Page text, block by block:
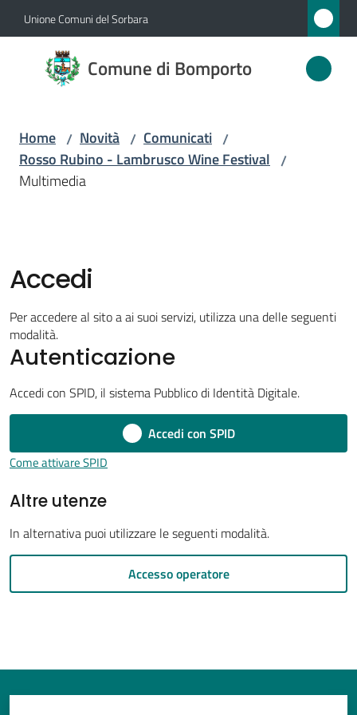
Vai al contenuto
Vai alla navigazione
Vai al footer
Unione Comuni del Sorbara
Comune di Bomporto
Comune
di
Amministrazione
Vivere
Bomporto
gli
Seguici
Home / Novità / Comunicati /
Rosso Rubino - Lambrusco Wine Festival /
Multimedia
Accedi
Per accedere al sito a ai suoi servizi, utilizza una delle seguenti
modalità.
Autenticazione
Accedi con SPID, il sistema Pubblico di Identità Digitale.
Accedi con SPID
Come attivare SPID
Altre utenze
In alternativa puoi utilizzare le seguenti modalità.
Accesso operatore